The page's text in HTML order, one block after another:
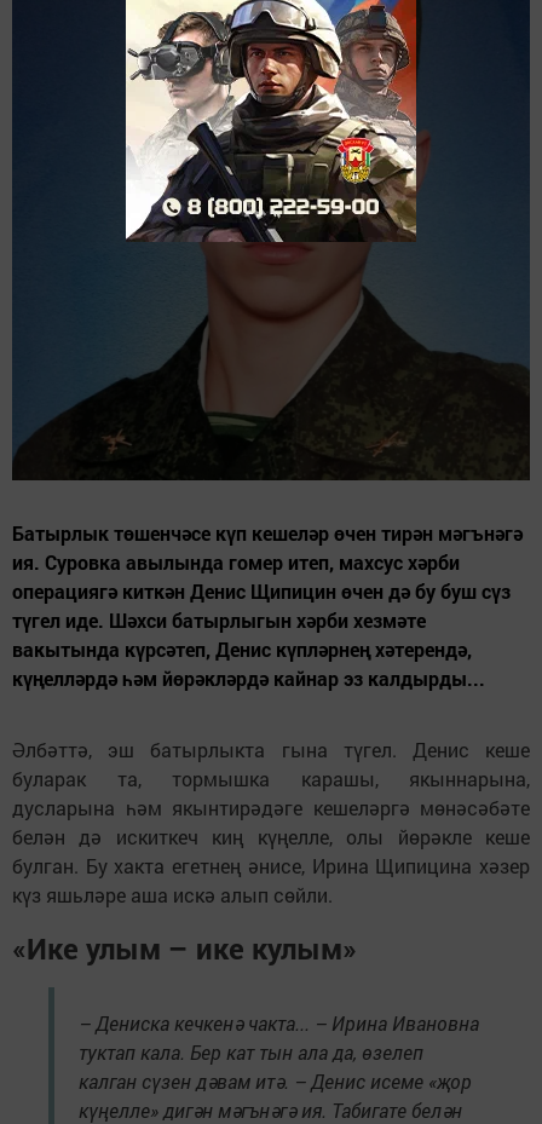
Батырлык төшенчәсе күп кешеләр өчен тирән мәгънәгә
ия. Суровка авылында гомер итеп, махсус хәрби
операциягә киткән Денис Щипицин өчен дә бу буш сүз
түгел иде. Шәхси батырлыгын хәрби хезмәте
вакытында күрсәтеп, Денис күпләрнең хәтерендә,
күңелләрдә һәм йөрәкләрдә кайнар эз калдырды...
Әлбәттә, эш батырлыкта гына түгел. Денис кеше
буларак та, тормышка карашы, якыннарына,
дусларына һәм якынтирәдәге кешеләргә мөнәсәбәте
белән дә искиткеч киң күңелле, олы йөрәкле кеше
булган. Бу хакта егетнең әнисе, Ирина Щипицина хәзер
күз яшьләре аша искә алып сөйли.
«Ике улым – ике кулым»
– Дениска кечкенә чакта... – Ирина Ивановна
туктап кала. Бер кат тын ала да, өзелеп
калган сүзен дәвам итә. – Денис исеме «җор
күңелле» дигән мәгънәгә ия. Табигате белән